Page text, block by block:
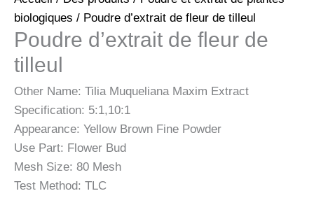
biologiques / Poudre d’extrait de fleur de tilleul
Poudre d’extrait de fleur de
tilleul
Other Name: Tilia Muqueliana Maxim Extract
Specification: 5:1,10:1
Appearance: Yellow Brown Fine Powder
Use Part: Flower Bud
Mesh Size: 80 Mesh
Test Method: TLC